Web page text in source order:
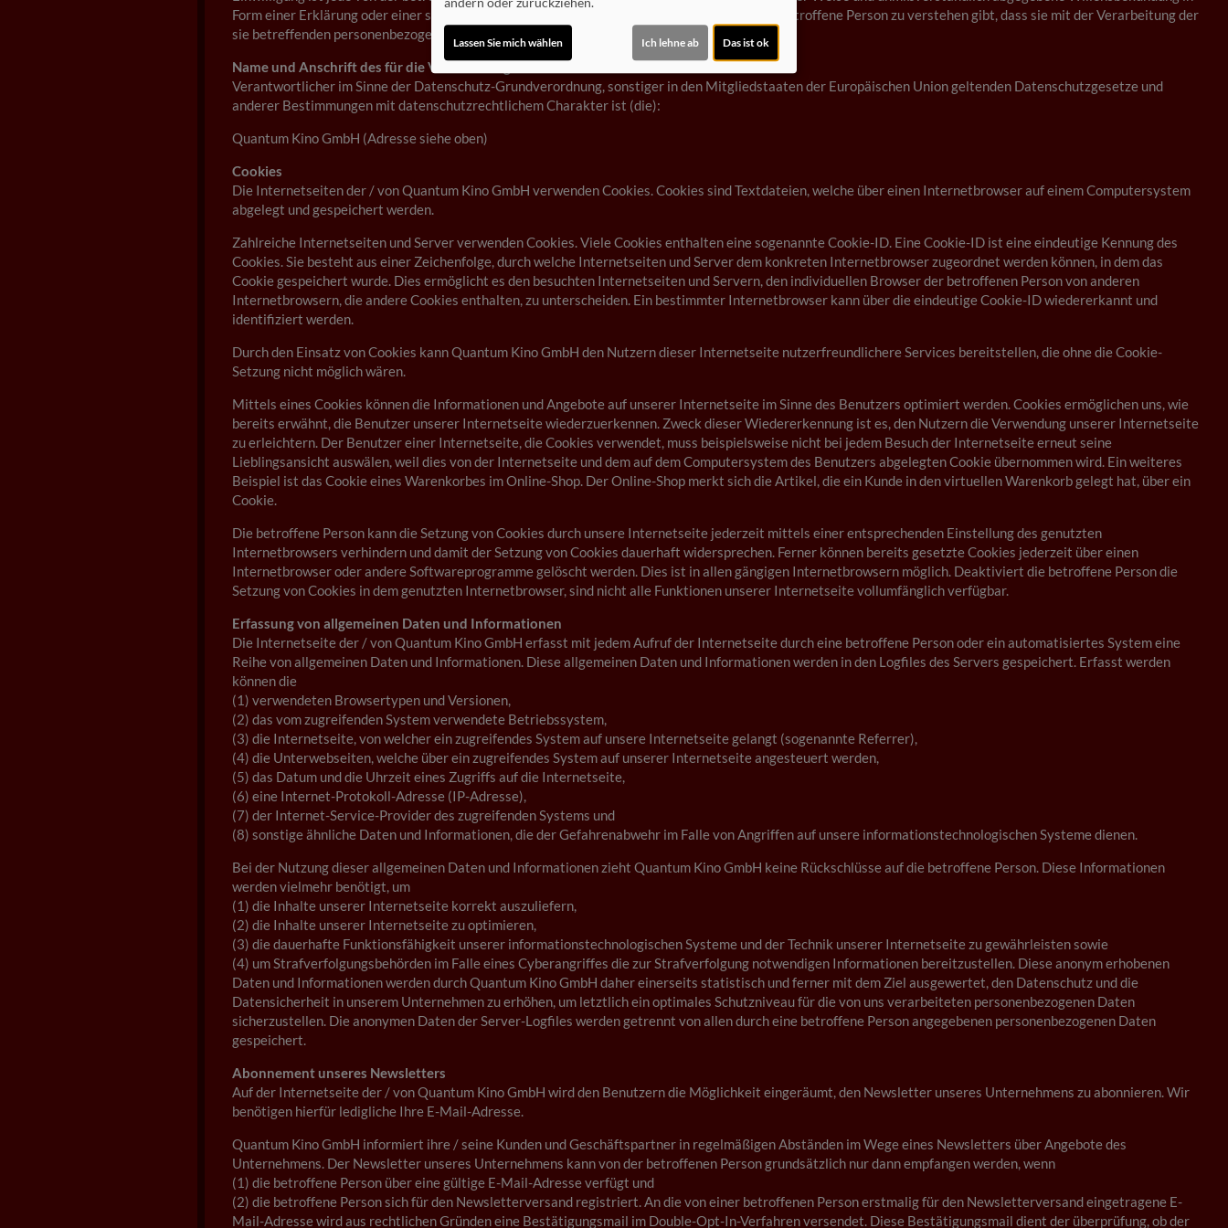
Form einer Erklärung oder einer sonstigen eindeutigen bestätigenden Handlung, mit der die betroffene Person zu verstehen gibt, dass sie mit der Verarbeitung der
sie betreffenden personenbezogenen Daten einverstanden ist.
Name und Anschrift des für die Verarbeitung Verantwortlichen
Verantwortlicher im Sinne der Datenschutz-Grundverordnung, sonstiger in den Mitgliedstaaten der Europäischen Union geltenden Datenschutzgesetze und
anderer Bestimmungen mit datenschutzrechtlichem Charakter ist (die):
Quantum Kino GmbH (Adresse siehe oben)
Cookies
Die Internetseiten der / von Quantum Kino GmbH verwenden Cookies. Cookies sind Textdateien, welche über einen Internetbrowser auf einem Computersystem
abgelegt und gespeichert werden.
Zahlreiche Internetseiten und Server verwenden Cookies. Viele Cookies enthalten eine sogenannte Cookie-ID. Eine Cookie-ID ist eine eindeutige Kennung des
Cookies. Sie besteht aus einer Zeichenfolge, durch welche Internetseiten und Server dem konkreten Internetbrowser zugeordnet werden können, in dem das
Cookie gespeichert wurde. Dies ermöglicht es den besuchten Internetseiten und Servern, den individuellen Browser der betroffenen Person von anderen
Internetbrowsern, die andere Cookies enthalten, zu unterscheiden. Ein bestimmter Internetbrowser kann über die eindeutige Cookie-ID wiedererkannt und
identifiziert werden.
Durch den Einsatz von Cookies kann Quantum Kino GmbH den Nutzern dieser Internetseite nutzerfreundlichere Services bereitstellen, die ohne die Cookie-
Setzung nicht möglich wären.
Mittels eines Cookies können die Informationen und Angebote auf unserer Internetseite im Sinne des Benutzers optimiert werden. Cookies ermöglichen uns, wie
bereits erwähnt, die Benutzer unserer Internetseite wiederzuerkennen. Zweck dieser Wiedererkennung ist es, den Nutzern die Verwendung unserer Internetseite
zu erleichtern. Der Benutzer einer Internetseite, die Cookies verwendet, muss beispielsweise nicht bei jedem Besuch der Internetseite erneut seine
Lieblingsansicht auswälen, weil dies von der Internetseite und dem auf dem Computersystem des Benutzers abgelegten Cookie übernommen wird. Ein weiteres
Beispiel ist das Cookie eines Warenkorbes im Online-Shop. Der Online-Shop merkt sich die Artikel, die ein Kunde in den virtuellen Warenkorb gelegt hat, über ein
Cookie.
Die betroffene Person kann die Setzung von Cookies durch unsere Internetseite jederzeit mittels einer entsprechenden Einstellung des genutzten
Internetbrowsers verhindern und damit der Setzung von Cookies dauerhaft widersprechen. Ferner können bereits gesetzte Cookies jederzeit über einen
Internetbrowser oder andere Softwareprogramme gelöscht werden. Dies ist in allen gängigen Internetbrowsern möglich. Deaktiviert die betroffene Person die
Setzung von Cookies in dem genutzten Internetbrowser, sind nicht alle Funktionen unserer Internetseite vollumfänglich verfügbar.
Erfassung von allgemeinen Daten und Informationen
Die Internetseite der / von Quantum Kino GmbH erfasst mit jedem Aufruf der Internetseite durch eine betroffene Person oder ein automatisiertes System eine
Reihe von allgemeinen Daten und Informationen. Diese allgemeinen Daten und Informationen werden in den Logfiles des Servers gespeichert. Erfasst werden
können die
(1) verwendeten Browsertypen und Versionen,
(2) das vom zugreifenden System verwendete Betriebssystem,
(3) die Internetseite, von welcher ein zugreifendes System auf unsere Internetseite gelangt (sogenannte Referrer),
(4) die Unterwebseiten, welche über ein zugreifendes System auf unserer Internetseite angesteuert werden,
(5) das Datum und die Uhrzeit eines Zugriffs auf die Internetseite,
(6) eine Internet-Protokoll-Adresse (IP-Adresse),
(7) der Internet-Service-Provider des zugreifenden Systems und
(8) sonstige ähnliche Daten und Informationen, die der Gefahrenabwehr im Falle von Angriffen auf unsere informationstechnologischen Systeme dienen.
Bei der Nutzung dieser allgemeinen Daten und Informationen zieht Quantum Kino GmbH keine Rückschlüsse auf die betroffene Person. Diese Informationen
werden vielmehr benötigt, um
(1) die Inhalte unserer Internetseite korrekt auszuliefern,
(2) die Inhalte unserer Internetseite zu optimieren,
(3) die dauerhafte Funktionsfähigkeit unserer informationstechnologischen Systeme und der Technik unserer Internetseite zu gewährleisten sowie
(4) um Strafverfolgungsbehörden im Falle eines Cyberangriffes die zur Strafverfolgung notwendigen Informationen bereitzustellen. Diese anonym erhobenen
Daten und Informationen werden durch Quantum Kino GmbH daher einerseits statistisch und ferner mit dem Ziel ausgewertet, den Datenschutz und die
Datensicherheit in unserem Unternehmen zu erhöhen, um letztlich ein optimales Schutzniveau für die von uns verarbeiteten personenbezogenen Daten
sicherzustellen. Die anonymen Daten der Server-Logfiles werden getrennt von allen durch eine betroffene Person angegebenen personenbezogenen Daten
gespeichert.
Abonnement unseres Newsletters
Auf der Internetseite der / von Quantum Kino GmbH wird den Benutzern die Möglichkeit eingeräumt, den Newsletter unseres Unternehmens zu abonnieren. Wir
benötigen hierfür ledigliche Ihre E-Mail-Adresse.
Quantum Kino GmbH informiert ihre / seine Kunden und Geschäftspartner in regelmäßigen Abständen im Wege eines Newsletters über Angebote des
Unternehmens. Der Newsletter unseres Unternehmens kann von der betroffenen Person grundsätzlich nur dann empfangen werden, wenn
(1) die betroffene Person über eine gültige E-Mail-Adresse verfügt und
(2) die betroffene Person sich für den Newsletterversand registriert. An die von einer betroffenen Person erstmalig für den Newsletterversand eingetragene E-
Mail-Adresse wird aus rechtlichen Gründen eine Bestätigungsmail im Double-Opt-In-Verfahren versendet. Diese Bestätigungsmail dient der überprüfung, ob der
Lassen Sie mich wählen Ich lehne ab Das ist ok